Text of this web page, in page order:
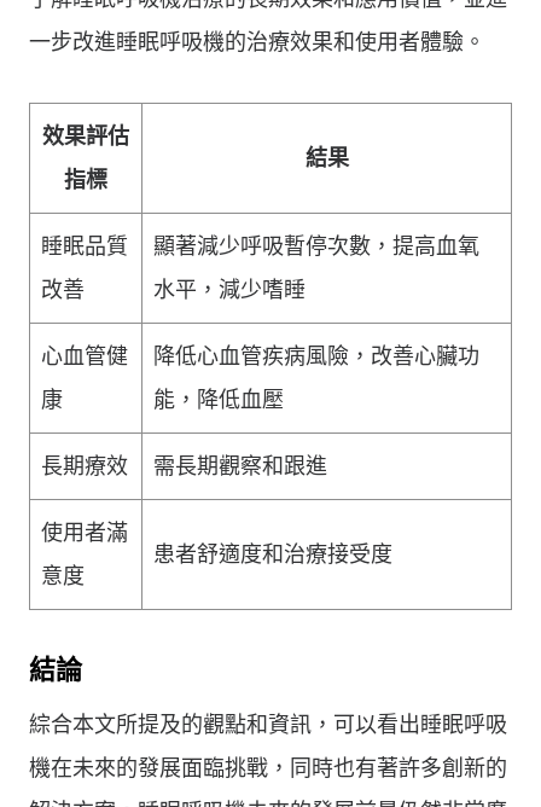
一步改進睡眠呼吸機的治療效果和使用者體驗。
效果評估
指標
結果
睡眠品質
改善
顯著減少呼吸暫停次數，提高血氧
水平，減少嗜睡
心血管健
康
降低心血管疾病風險，改善心臟功
能，降低血壓
長期療效 需長期觀察和跟進
使用者滿
意度
患者舒適度和治療接受度
結論
綜合本文所提及的觀點和資訊，可以看出睡眠呼吸
機在未來的發展面臨挑戰，同時也有著許多創新的